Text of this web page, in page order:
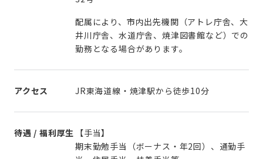
配属により、市内出先機関（アトレ庁舎、大
井川庁舎、水道庁舎、焼津図書館など）での
勤務となる場合があります。
アクセス JR東海道線・焼津駅から徒歩10分
待遇 / 福利厚生
【手当】
期末勤勉手当（ボーナス・年2回）、通勤手